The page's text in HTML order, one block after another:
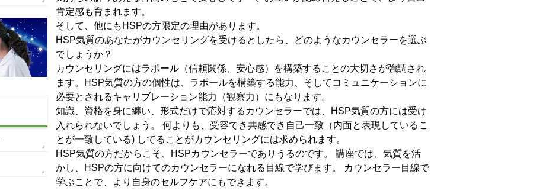
肯定感も育まれます。
そして、他にもHSPの方限定の理由があります。
HSP気質のあなたがカウンセリングを受けるとしたら、どのようなカウンセラーを選ぶ
でしょうか？
カウンセリングにはラポール（信頼関係、安心感）を構築することの大切さが強調され
ます。HSP気質の方の個性は、ラポールを構築する能力、そしてコミュニケーションに
必要とされるキャリブレーション能力（観察力）にもなります。
知識、資格を身に纏い、形式だけで応対するカウンセラーでは、HSP気質の方には受け
入れられないでしょう。 何よりも、受容でき共感でき自己一致（内面と表現しているこ
とが一致している) してることがカウンセリングには求められます。
HSP気質の方だからこそ、HSPカウンセラーでありうるのです。 講座では、気質を活
かし、HSPの方に向けてのカウンセラーになれる目線で学びます。 カウンセラー目線で
学ぶことで、より自身のセルフケアにもできます。